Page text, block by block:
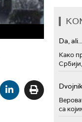
Da, ali...
Како
са